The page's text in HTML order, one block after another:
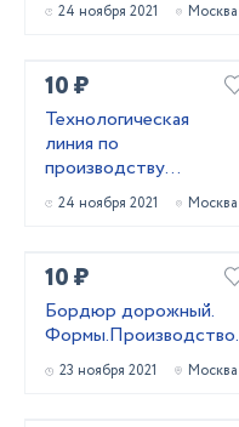
24 ноября 2021 Москва
10 ₽
Технологическая
линия по
производству
световых опор св под
ключ
24 ноября 2021 Москва
10 ₽
Бордюр дорожный.
Формы.Производство.
23 ноября 2021 Москва